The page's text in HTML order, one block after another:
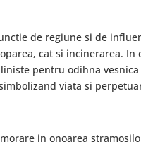
de regiune si de
cat si incinerarea. In
pentru odihna
viata si
in onoarea